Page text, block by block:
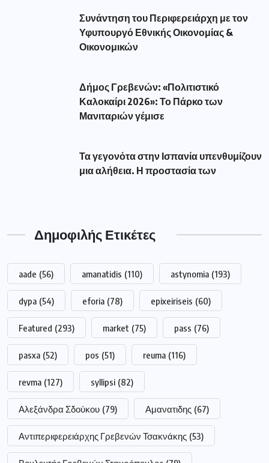
Συνάντηση του Περιφερειάρχη με τον
Υφυπουργό Εθνικής Οικονομίας &
Οικονομικών
Δήμος Γρεβενών: «Πολιτιστικό
Καλοκαίρι 2026»: Το Πάρκο των
Μανιταριών γέμισε
Τα γεγονότα στην Ισπανία υπενθυμίζουν
μια αλήθεια. Η προστασία των
Δημοφιλής Ετικέτες
aade (56) amanatidis (110) astynomia (193)
dypa (54) eforia (78) epixeiriseis (60)
Featured (293) market (75) pass (76)
pasxa (52) pos (51) reuma (116)
revma (127) syllipsi (82)
Αλεξάνδρα Σδούκου (79) Αμανατιδης (67)
Αντιπεριφερειάρχης Γρεβενών Τσακνάκης (53)